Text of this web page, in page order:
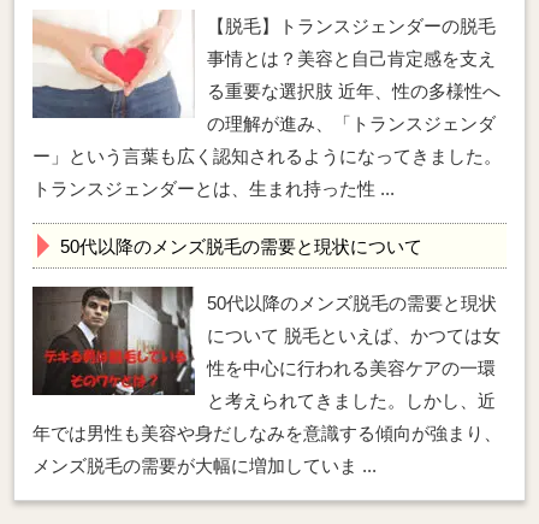
【脱毛】トランスジェンダーの脱毛
事情とは？美容と自己肯定感を支え
る重要な選択肢 近年、性の多様性へ
の理解が進み、「トランスジェンダ
ー」という言葉も広く認知されるようになってきました。
トランスジェンダーとは、生まれ持った性 ...
50代以降のメンズ脱毛の需要と現状について
50代以降のメンズ脱毛の需要と現状
について 脱毛といえば、かつては女
性を中心に行われる美容ケアの一環
と考えられてきました。しかし、近
年では男性も美容や身だしなみを意識する傾向が強まり、
メンズ脱毛の需要が大幅に増加していま ...